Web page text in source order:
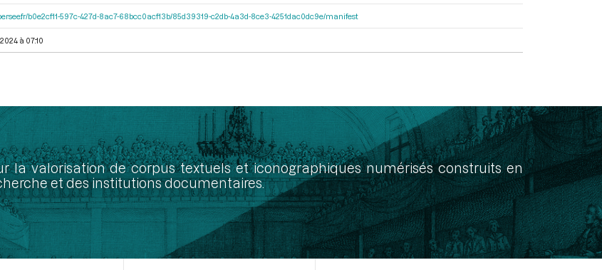
b0e2cf11-597c-427d-8ac7-68bcc0acf13b/85d39319-c2db-4a3d-8ce3-4251dac0dc9e/manifest
à 07:10
la valorisation de corpus textuels et iconographiques numérisés construits en
et des institutions documentaires.